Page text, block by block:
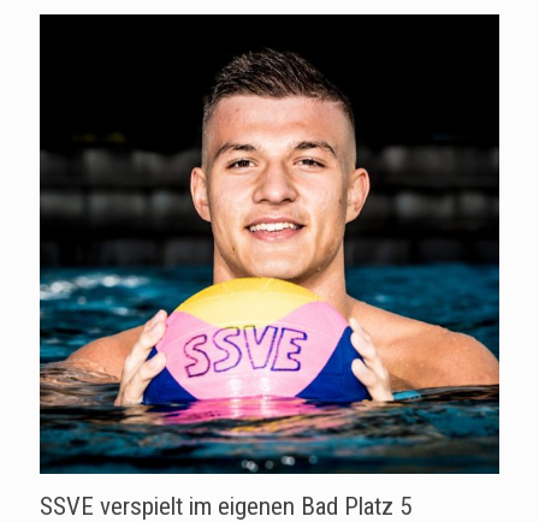
SSVE verspielt im eigenen Bad Platz 5